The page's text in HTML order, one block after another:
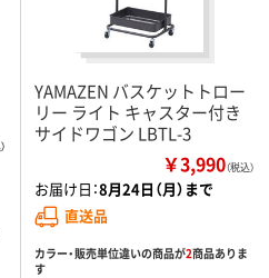
YAMAZEN バスケットトロー
リー ライト キャスター付き
サイドワゴン LBTL-3
￥3,990（税込）
お届け日：8月24日（月）まで
直送品
カラー・販売単位違いの商品が2商品ありま
す